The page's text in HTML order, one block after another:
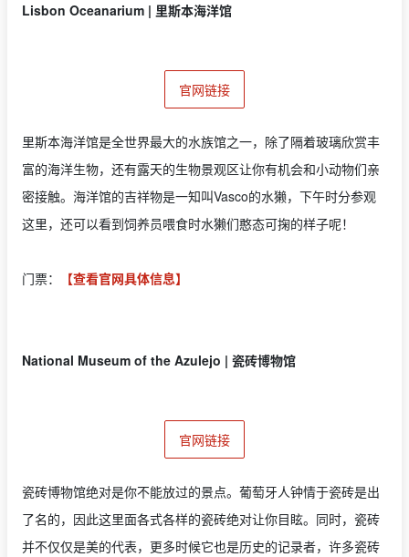
Lisbon Oceanarium | 里斯本海洋馆
官网链接
里斯本海洋馆是全世界最大的水族馆之一，除了隔着玻璃欣赏丰
富的海洋生物，还有露天的生物景观区让你有机会和小动物们亲
密接触。海洋馆的吉祥物是一知叫Vasco的水獭，下午时分参观
这里，还可以看到饲养员喂食时水獭们憨态可掬的样子呢！
门票： 【查看官网具体信息】
National Museum of the Azulejo | 瓷砖博物馆
官网链接
瓷砖博物馆绝对是你不能放过的景点。葡萄牙人钟情于瓷砖是出
了名的，因此这里面各式各样的瓷砖绝对让你目眩。同时，瓷砖
并不仅仅是美的代表，更多时候它也是历史的记录者，许多瓷砖